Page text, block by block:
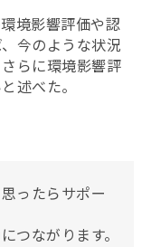
境影響評価や認
今のような状況
らに環境影響評
述べた。
ったらサポー
つながります。